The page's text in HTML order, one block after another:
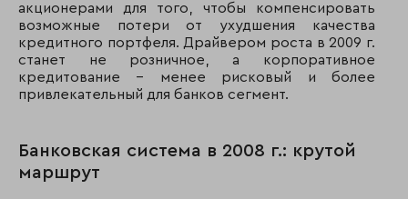
39 51 Русфинанс банк
40 49 Коммерцбанк
41 45 Банк ВЕФК
Русь-банк
акционерами для того, чтобы компенсировать
возможные потери от ухудшения качества
кредитного портфеля. Драйвером роста в 2009 г.
станет не розничное, а корпоративное
кредитование - менее рисковый и более
привлекательный для банков сегмент.
Банковская система в 2008 г.: крутой
маршрут